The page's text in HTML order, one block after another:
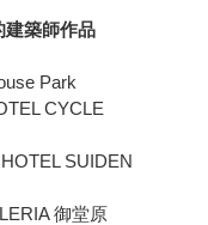
建築師作品
Park
CYCLE
SUIDEN
御堂原